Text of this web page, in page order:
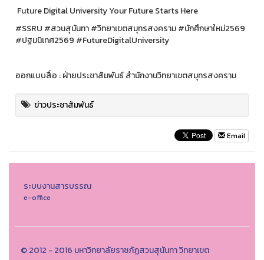
Future Digital University Your Future Starts Here
#SSRU #สวนสุนันทา #วิทยาเขตสมุทรสงคราม #นักศึกษาใหม่2569
#ปฐมนิเทศ2569 #FutureDigitalUniversity
ออกแบบสื่อ : ฝ่ายประชาสัมพันธ์ สำนักงานวิทยาเขตสมุทรสงคราม
ข่าวประชาสัมพันธ์
Email
ระบบงานสารบรรณ
e-office
© 2012 - 2016 มหาวิทยาลัยราชภัฏสวนสุนันทา วิทยาเขต